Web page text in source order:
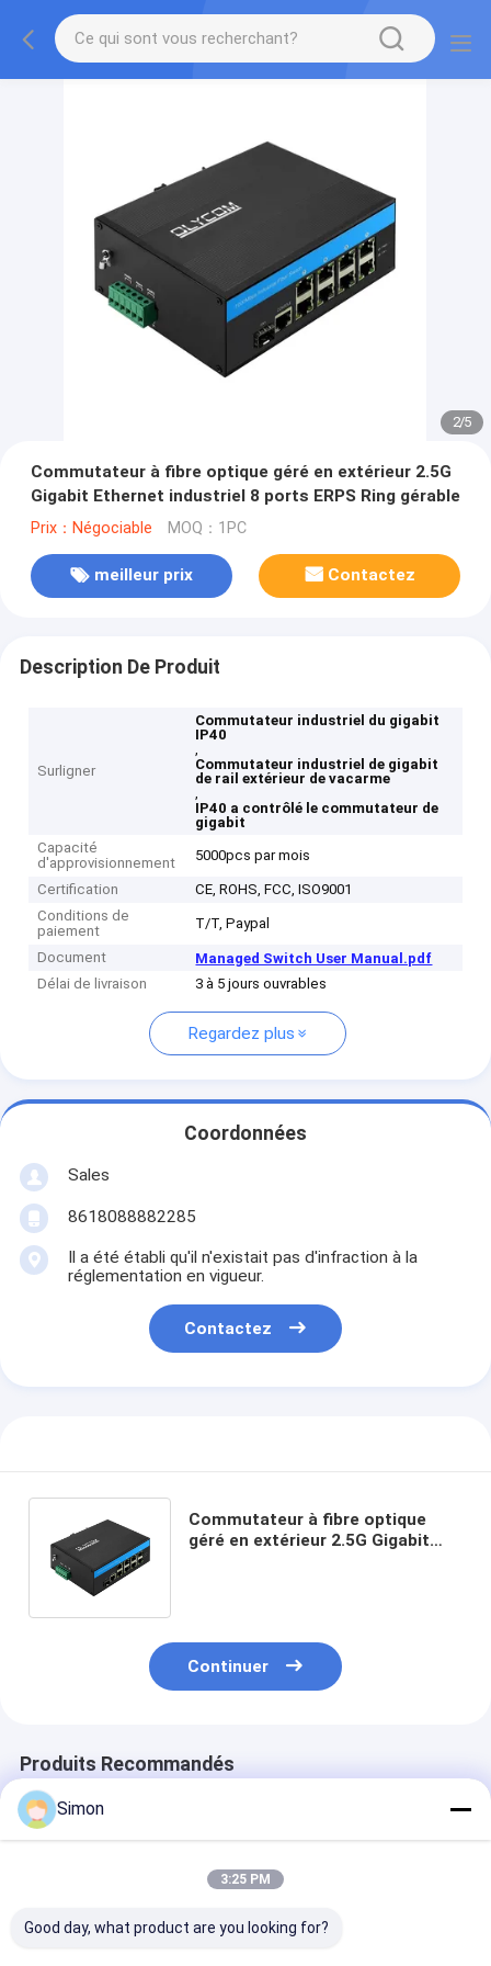
2/5
Commutateur à fibre optique géré en extérieur 2.5G
Gigabit Ethernet industriel 8 ports ERPS Ring gérable
Prix：Négociable MOQ：1PC
meilleur prix Contactez
Description De Produit
Surligner
Commutateur industriel du gigabit
IP40
,
Commutateur industriel de gigabit
de rail extérieur de vacarme
,
IP40 a contrôlé le commutateur de
gigabit
Capacité
d'approvisionnement
5000pcs par mois
Certification
CE, ROHS, FCC, ISO9001
Conditions de
paiement
T/T, Paypal
Document
Managed Switch User Manual.pdf
Délai de livraison
3 à 5 jours ouvrables
Regardez plus
Coordonnées
Sales
8618088882285
Il a été établi qu'il n'existait pas d'infraction à la
réglementation en vigueur.
Contactez
Commutateur à fibre optique
géré en extérieur 2.5G Gigabit
Continuer
Produits Recommandés
Simon
3:25 PM
Good day, what product are you looking for?